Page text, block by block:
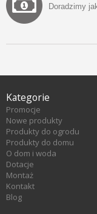
Doradzimy
Kategorie
Promocje
Nowe produkty
Produkty do ogrodu
Produkty do domu
O dom i woda
Dotacje
Montaż
Kontakt
Blog